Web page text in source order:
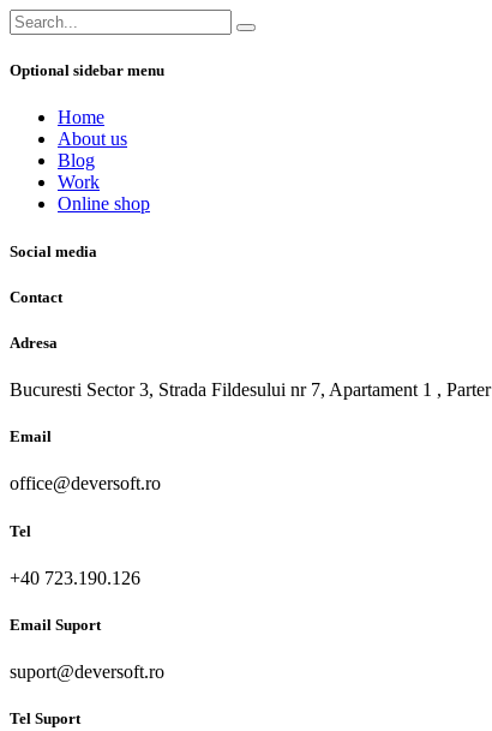
Optional sidebar menu
Home
About us
Blog
Work
Online shop
Social media
Contact
Adresa
Bucuresti Sector 3, Strada Fildesului nr 7, Apartament 1 , Parter
Email
office@deversoft.ro
Tel
+40 723.190.126
Email Suport
suport@deversoft.ro
Tel Suport